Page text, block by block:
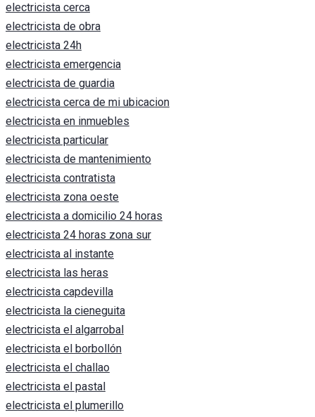
electricista cerca
electricista de obra
electricista 24h
electricista emergencia
electricista de guardia
electricista cerca de mi ubicacion
electricista en inmuebles
electricista particular
electricista de mantenimiento
electricista contratista
electricista zona oeste
electricista a domicilio 24 horas
electricista 24 horas zona sur
electricista al instante
electricista las heras
electricista capdevilla
electricista la cieneguita
electricista el algarrobal
electricista el borbollón
electricista el challao
electricista el pastal
electricista el plumerillo